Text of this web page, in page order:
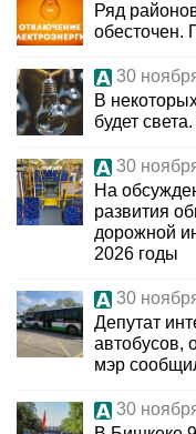
Ряд
обесточен.
30
В
будет
30
На
развития
дорожной
2026 годы
30
Депутат
автобусов,
мэр
30